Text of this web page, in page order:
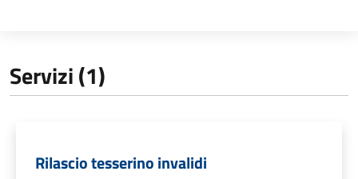
Servizi (1)
Rilascio tesserino invalidi